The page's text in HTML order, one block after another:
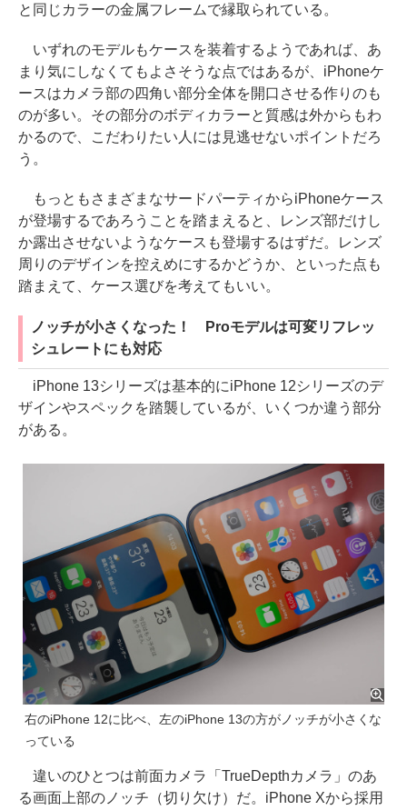
と同じカラーの金属フレームで縁取られている。
いずれのモデルもケースを装着するようであれば、あ
まり気にしなくてもよさそうな点ではあるが、iPhoneケ
ースはカメラ部の四角い部分全体を開口させる作りのも
のが多い。その部分のボディカラーと質感は外からもわ
かるので、こだわりたい人には見逃せないポイントだろ
う。
もっともさまざまなサードパーティからiPhoneケース
が登場するであろうことを踏まえると、レンズ部だけし
か露出させないようなケースも登場するはずだ。レンズ
周りのデザインを控えめにするかどうか、といった点も
踏まえて、ケース選びを考えてもいい。
ノッチが小さくなった！ Proモデルは可変リフレッ
シュレートにも対応
iPhone 13シリーズは基本的にiPhone 12シリーズのデ
ザインやスペックを踏襲しているが、いくつか違う部分
がある。
右のiPhone 12に比べ、左のiPhone 13の方がノッチが小さくな
っている
違いのひとつは前面カメラ「TrueDepthカメラ」のあ
る画面上部のノッチ（切り欠け）だ。iPhone Xから採用